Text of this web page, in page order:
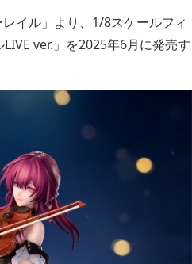
イル」より、1/8スケールフィ
ver.」を2025年6月に発売す